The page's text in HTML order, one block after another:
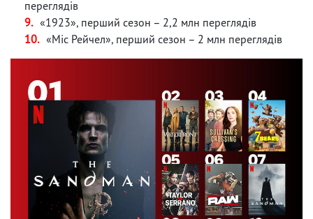
переглядів
«1923», перший сезон – 2,2 млн переглядів
«Міс Рейчел», перший сезон – 2 млн переглядів